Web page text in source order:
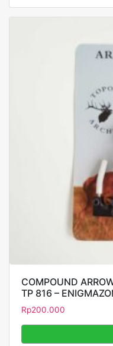
COMPOUND
TP 816 –
Rp200.000